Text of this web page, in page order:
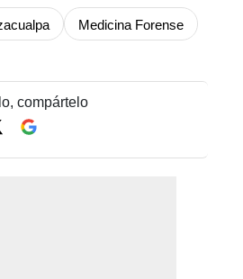
Medicina Forense
compártelo